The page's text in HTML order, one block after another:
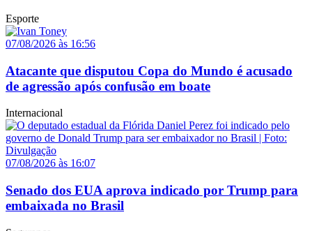
Esporte
07/08/2026 às 16:56
Atacante que disputou Copa do Mundo é acusado
de agressão após confusão em boate
Internacional
07/08/2026 às 16:07
Senado dos EUA aprova indicado por Trump para
embaixada no Brasil